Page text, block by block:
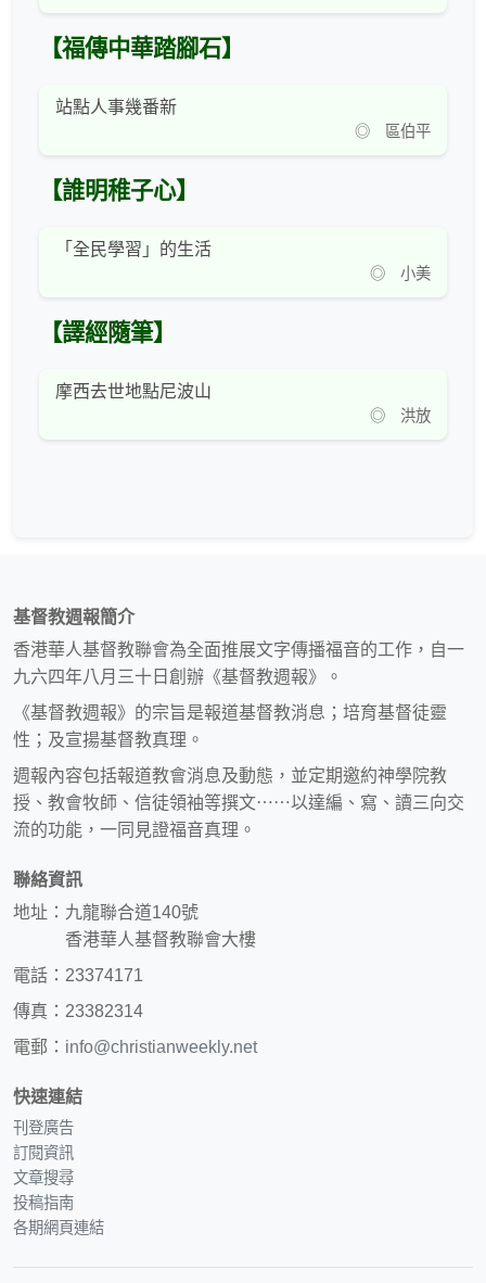
【福傳中華踏腳石】
站點人事幾番新
◎ 區伯平
【誰明稚子心】
「全民學習」的生活
◎ 小美
【譯經隨筆】
摩西去世地點尼波山
◎ 洪放
基督教週報簡介
香港華人基督教聯會為全面推展文字傳播福音的工作，自一
九六四年八月三十日創辦《基督教週報》。
《基督教週報》的宗旨是報道基督教消息；培育基督徒靈
性；及宣揚基督教真理。
週報內容包括報道教會消息及動態，並定期邀約神學院教
授、教會牧師、信徒領袖等撰文⋯⋯以達編、寫、讀三向交
流的功能，一同見證福音真理。
聯絡資訊
地址：九龍聯合道140號
香港華人基督教聯會大樓
電話：23374171
傳真：23382314
電郵： info@christianweekly.net
快速連結
刊登廣告
訂閱資訊
文章搜尋
投稿指南
各期網頁連結